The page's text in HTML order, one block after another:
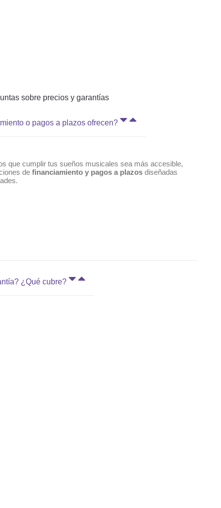
sobre precios y garantías
o pagos a plazos ofrecen?
que cumplir tus sueños musicales sea más accesible,
de financiamiento y pagos a plazos diseñadas
¿Qué cubre?